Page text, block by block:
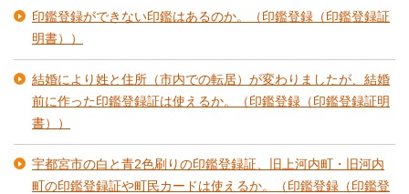
印鑑登録ができない印鑑はあるのか。（印鑑登録（印鑑登録証
明書））
結婚により姓と住所（市内での転居）が変わりましたが、結婚
前に作った印鑑登録証は使えるか。（印鑑登録（印鑑登録証明
書））
宇都宮市の白と青2色刷りの印鑑登録証、旧上河内町・旧河内
町の印鑑登録証や町民カードは使えるか。（印鑑登録（印鑑登